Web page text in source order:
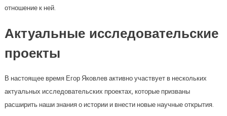
отношение к ней.
Актуальные исследовательские
проекты
В настоящее время Егор Яковлев активно участвует в нескольких
актуальных исследовательских проектах, которые призваны
расширить наши знания о истории и внести новые научные открытия.